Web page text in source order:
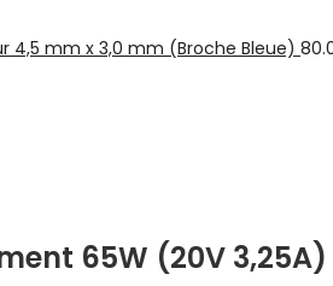
4,5 mm x 3,0 mm (Broche Bleue)
65W (20V 3,25A)